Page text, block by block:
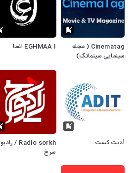
Cinematag ( مجله
سینمایی سینماتگ)
EGHMAA I اغما
اَدیت کست
Radio sorkh / رادیو
سرخ